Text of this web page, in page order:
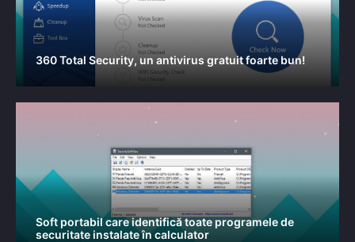
360 Total Security, un antivirus gratuit foarte bun!
Soft portabil care identifică toate programele de
securitate instalate în calculator